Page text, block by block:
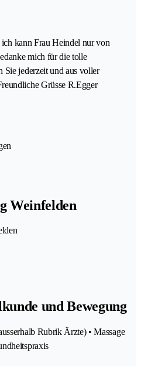
kann Frau Heindel nur von
mich für die tolle
Sie jederzeit und aus voller
Grüsse R.Egger
Weinfelden
und Bewegung
Rubrik Ärzte) • Massage